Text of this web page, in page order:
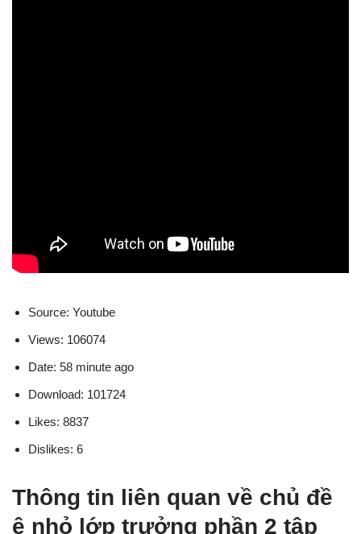
Source: Youtube
Views: 106074
Date: 58 minute ago
Download: 101724
Likes: 8837
Dislikes: 6
Thông tin liên quan về chủ đề
ê nhỏ lớp trưởng phần 2 tập